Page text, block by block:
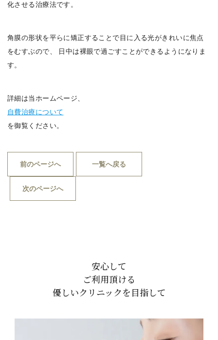
化させる治療法です。
角膜の形状を平らに矯正することで目に入る光がきれいに焦点
をむすぶので、 日中は裸眼で過ごすことができるようになりま
す。
詳細は当ホームページ、
自費治療について
を御覧ください。
前のページへ 一覧へ戻る
次のページへ
安心して
ご利用頂ける
優しいクリニックを目指して